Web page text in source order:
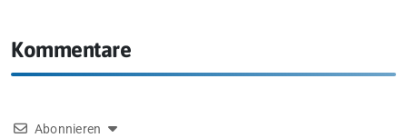
Kommentare
Abonnieren